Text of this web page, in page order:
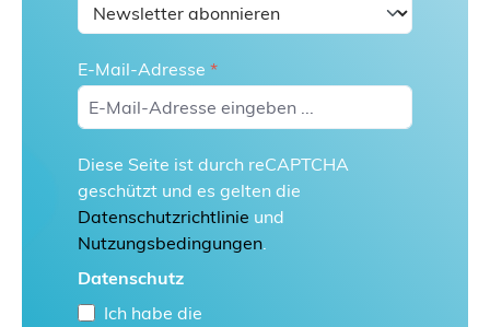
E-Mail-Adresse *
Diese Seite ist durch reCAPTCHA
geschützt und es gelten die
Datenschutzrichtlinie und
Nutzungsbedingungen.
Datenschutz
Ich habe die